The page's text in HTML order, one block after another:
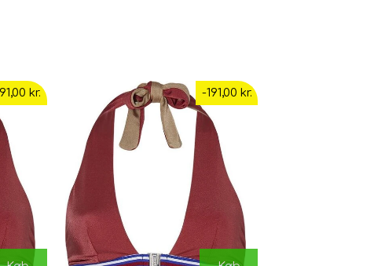
kr. -191,00 kr.